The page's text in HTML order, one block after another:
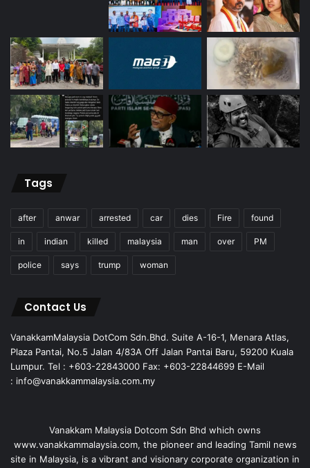
Tags
after anwar arrested car dies Fire found
in indian killed malaysia man over PM
police says trump woman
Contact Us
VanakkamMalaysia DotCom Sdn.Bhd. Suite A-16-1, Menara Atlas,
Plaza Pantai, No.5 Jalan 4/83A Off Jalan Pantai Baru, 59200 Kuala
Lumpur. Tel : +603-22843000 Fax: +603-22844699 E-Mail
: info@vanakkammalaysia.com.my
Vanakkam Malaysia Dotcom Sdn Bhd which owns
www.vanakkammalaysia.com, the pioneer and leading Tamil news
site in Malaysia, is a vibrant and visionary corporate organization in